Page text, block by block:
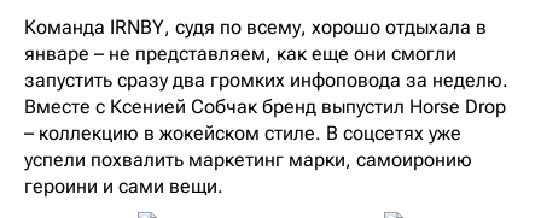
Команда IRNBY, судя по всему, хорошо отдыхала в
январе – не представляем, как еще они смогли
запустить сразу два громких инфоповода за неделю.
Вместе с Ксенией Собчак бренд выпустил Horse Drop
– коллекцию в жокейском стиле. В соцсетях уже
успели похвалить маркетинг марки, самоиронию
героини и сами вещи.